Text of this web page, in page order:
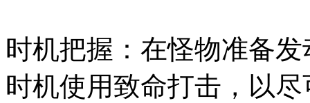
时机把握：在怪物准备
时机使用致命打击，以